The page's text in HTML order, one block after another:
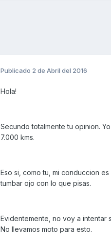
Publicado 2 de Abril del 2016
Hola!
Secundo totalmente tu opinion.
7.000 kms.
Eso si, como tu, mi conduccion
tumbar ojo con lo que pisas.
Evidentemente, no voy a intentar
No llevamos moto para esto.